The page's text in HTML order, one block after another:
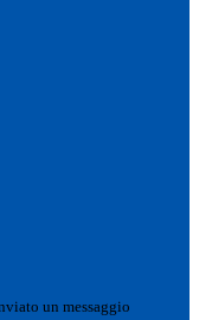
un messaggio